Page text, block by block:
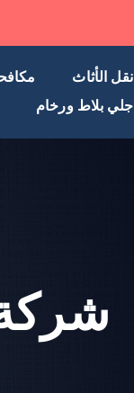
نقل الأثاث
جلي بلاط ورخام